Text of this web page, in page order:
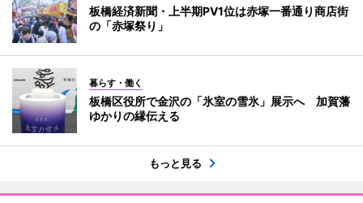
板橋経済新聞・上半期PV1位は赤塚一番通り商店街
の「赤塚祭り」
暮らす・働く
板橋区役所で金沢の「氷室の雪氷」展示へ 加賀藩
ゆかりの縁伝える
もっと見る